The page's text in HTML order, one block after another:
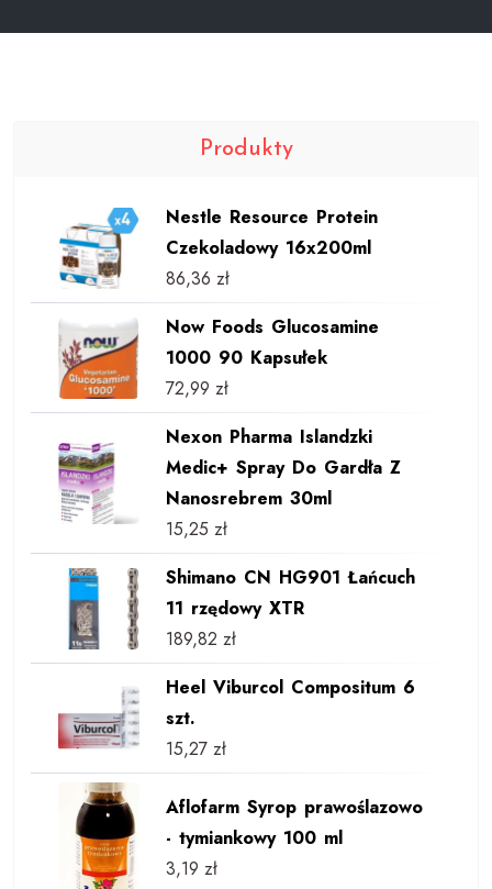
Produkty
Nestle Resource Protein
Czekoladowy 16x200ml
86,36 zł
Now Foods Glucosamine
1000 90 Kapsułek
72,99 zł
Nexon Pharma Islandzki
Medic+ Spray Do Gardła Z
Nanosrebrem 30ml
15,25 zł
Shimano CN HG901 Łańcuch
11 rzędowy XTR
189,82 zł
Heel Viburcol Compositum 6
szt.
15,27 zł
Aflofarm Syrop prawoślazowo
- tymiankowy 100 ml
3,19 zł